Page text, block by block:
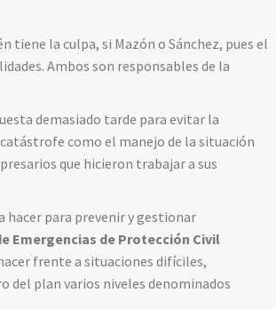
tiene la culpa, si Mazón o Sánchez, pues el
Ambos son responsables de la
demasiado tarde para evitar la
como el manejo de la situación
que hicieron trabajar a sus
hacer para prevenir y gestionar
Emergencias de Protección Civil
frente a situaciones difíciles,
del plan varios niveles denominados